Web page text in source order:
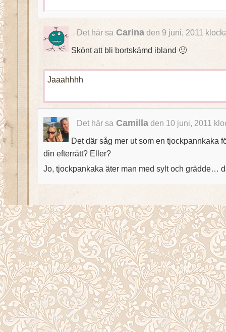
Det här sa Carinaden 9 juni, 2011
Skönt att bli bortskämd ibland 🙂
Jaaahhhh
Det här sa Camilladen 10 juni, 2011
Det där såg mer ut som en tjockpannkaka
din efterrätt? Eller?
Jo, tjockpankaka äter man med sylt och grädde…